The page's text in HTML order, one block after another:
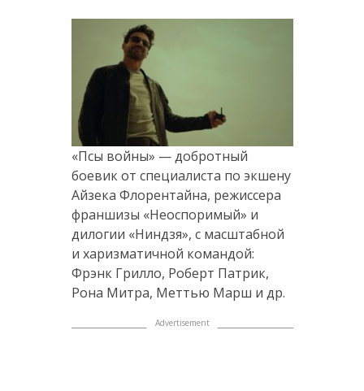
«Псы войны» — добротный
боевик от специалиста по экшену
Айзека Флорентайна, режиссера
франшизы «Неоспоримый» и
дилогии «Ниндзя», с масштабной
и харизматичной командой:
Фрэнк Грилло, Роберт Патрик,
Рона Митра, Меттью Марш и др.